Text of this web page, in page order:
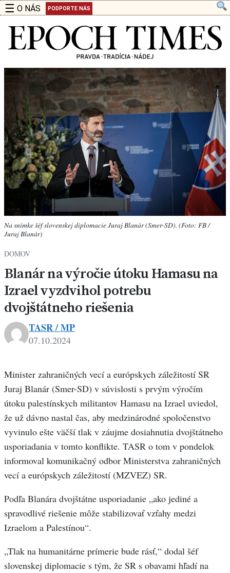
☰ O NÁS PODPORTE NÁS
Na snímke šéf slovenskej diplomacie Juraj Blanár (Smer-SD). (Foto: FB /
Juraj Blanár)
DOMOV
Blanár na výročie útoku Hamasu na
Izrael vyzdvihol potrebu
dvojštátneho riešenia
TASR / MP
07.10.2024
Minister zahraničných vecí a európskych záležitostí SR
Juraj Blanár (Smer-SD) v súvislosti s prvým výročím
útoku palestínskych militantov Hamasu na Izrael uviedol,
že už dávno nastal čas, aby medzinárodné spoločenstvo
vyvinulo ešte väčší tlak v záujme dosiahnutia dvojštátneho
usporiadania v tomto konflikte. TASR o tom v pondelok
informoval komunikačný odbor Ministerstva zahraničných
vecí a európskych záležitostí (MZVEZ) SR.
Podľa Blanára dvojštátne usporiadanie „ako jediné a
spravodlivé riešenie môže stabilizovať vzťahy medzi
Izraelom a Palestínou“.
„Tlak na humanitárne prímerie bude rásť,“ dodal šéf
slovenskej diplomacie s tým, že SR s obavami hľadí na